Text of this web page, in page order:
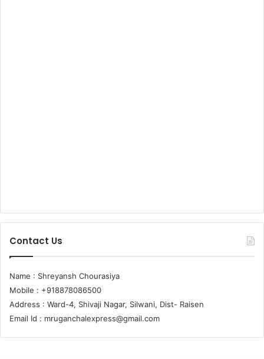
Contact Us
Name : Shreyansh Chourasiya
Mobile : +918878086500
Address : Ward-4, Shivaji Nagar, Silwani, Dist- Raisen
Email Id : mruganchalexpress@gmail.com